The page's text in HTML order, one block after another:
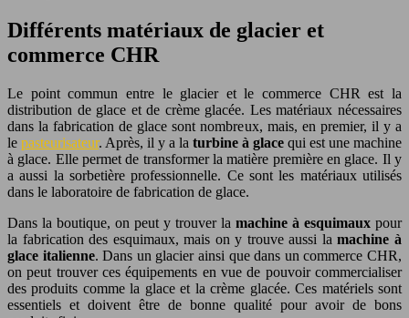
Différents matériaux de glacier et
commerce CHR
Le point commun entre le glacier et le commerce CHR est la
distribution de glace et de crème glacée. Les matériaux nécessaires
dans la fabrication de glace sont nombreux, mais, en premier, il y a
le pasteurisateur. Après, il y a la turbine à glace qui est une machine
à glace. Elle permet de transformer la matière première en glace. Il y
a aussi la sorbetière professionnelle. Ce sont les matériaux utilisés
dans le laboratoire de fabrication de glace.
Dans la boutique, on peut y trouver la machine à esquimaux pour
la fabrication des esquimaux, mais on y trouve aussi lamachine à
glace italienne. Dans un glacier ainsi que dans un commerce CHR,
on peut trouver ces équipements en vue de pouvoir commercialiser
des produits comme la glace et la crème glacée. Ces matériels sont
essentiels et doivent être de bonne qualité pour avoir de bons